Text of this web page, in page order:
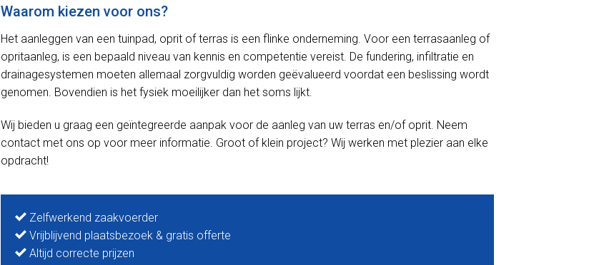
Waarom kiezen voor ons?
Het aanleggen van een tuinpad, oprit of terras is een flinke onderneming. Voor een terrasaanleg of
opritaanleg, is een bepaald niveau van kennis en competentie vereist. De fundering, infiltratie en
drainagesystemen moeten allemaal zorgvuldig worden geëvalueerd voordat een beslissing wordt
genomen. Bovendien is het fysiek moeilijker dan het soms lijkt.
Wij bieden u graag een geïntegreerde aanpak voor de aanleg van uw terras en/of oprit. Neem
contact met ons op voor meer informatie. Groot of klein project? Wij werken met plezier aan elke
opdracht!
Zelfwerkend zaakvoerder
Vrijblijvend plaatsbezoek & gratis offerte
Altijd correcte prijzen